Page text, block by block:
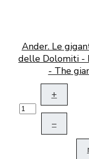
Ander. Le
delle Dolomiti -
- The
+
–